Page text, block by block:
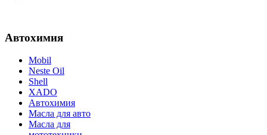
Автохимия
Mobil
Neste Oil
Shell
XADO
Автохимия
Масла для авто
Масла для